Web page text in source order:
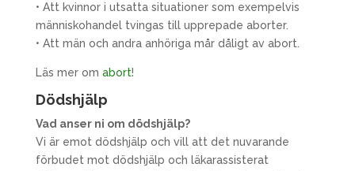
• Att kvinnor i utsatta situationer som exempelvis
människohandel tvingas till upprepade aborter.
• Att män och andra anhöriga mår dåligt av abort.
Läs mer om abort!
Dödshjälp
Vad anser ni om dödshjälp?
Vi är emot dödshjälp och vill att det nuvarande
förbudet mot dödshjälp och läkarassisterat